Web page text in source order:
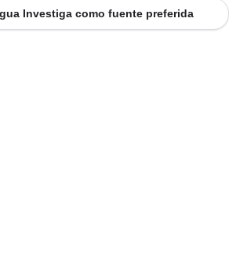
Investiga como fuente preferida